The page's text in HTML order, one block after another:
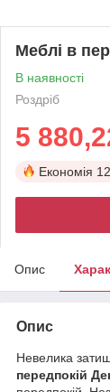
Меблі в
В наявності
Роздріб
5
Економія
Опис
Опис
Невелика
передпокій